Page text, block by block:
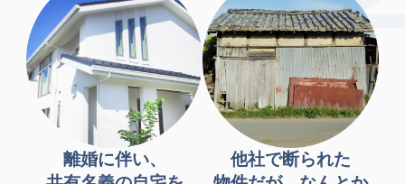
離婚に伴い、
他社で断られた